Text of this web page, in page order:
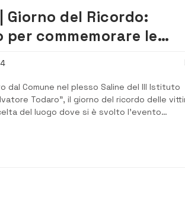
Giorno del Ricordo:
commemorare le
foibe
dal Comune nel plesso Saline del III Istituto
Todaro”, il giorno del ricordo delle
del luogo dove si è svolto l’evento
Giuseppe Di Mare e l’assessore alla
in questo ...